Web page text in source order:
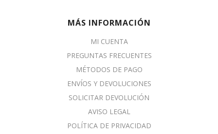
MÁS INFORMACIÓN
MI CUENTA
PREGUNTAS FRECUENTES
MÉTODOS DE PAGO
ENVÍOS Y DEVOLUCIONES
SOLICITAR DEVOLUCIÓN
AVISO LEGAL
POLÍTICA DE PRIVACIDAD